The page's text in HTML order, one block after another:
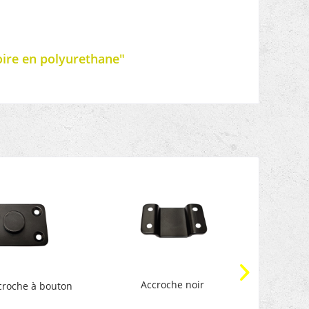
en polyurethane"
à bouton Accroche noir